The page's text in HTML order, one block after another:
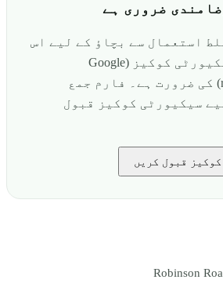
ضروری ہے
استعمال سے بچاؤ کے لیے اس
فارم کو سیکیورٹی کوکیز (Google
reCAPTCHA) کی ضرورت ہے۔ فارم جمع
سیکیورٹی کوکیز قبول
قبول کریں